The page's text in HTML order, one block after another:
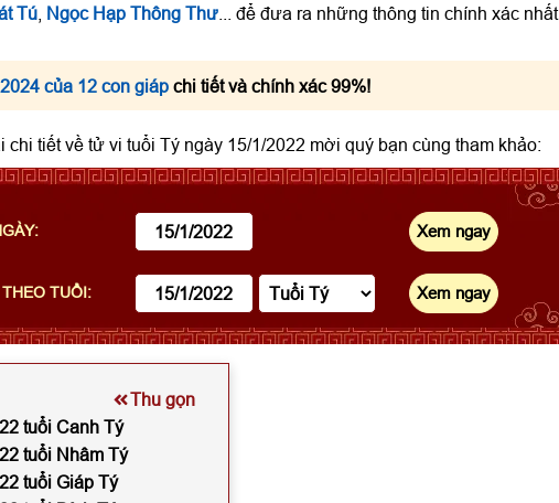
Tú, Ngọc Hạp Thông Thư... để đưa ra những thông tin chính xác nhất
của 12 con giápchi tiết và chính xác 99%!
tiết về tử vi tuổi Tý ngày 15/1/2022 mời quý bạn cùng tham khảo:
TUỔI:
Thu gọn
tuổi Canh Tý
tuổi Nhâm Tý
tuổi Giáp Tý